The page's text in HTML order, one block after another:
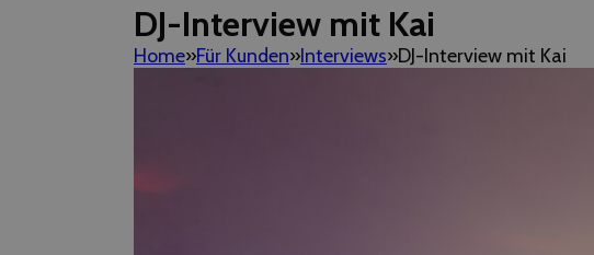
DJ-Interview mit Kai
Home Für Kunden Interviews DJ-Interview mit Kai